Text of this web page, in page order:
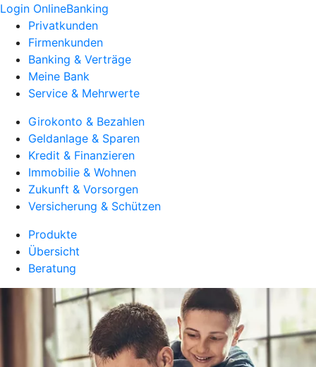
Login OnlineBanking
Privatkunden
Firmenkunden
Banking & Verträge
Meine Bank
Service & Mehrwerte
Girokonto & Bezahlen
Geldanlage & Sparen
Kredit & Finanzieren
Immobilie & Wohnen
Zukunft & Vorsorgen
Versicherung & Schützen
Produkte
Übersicht
Beratung